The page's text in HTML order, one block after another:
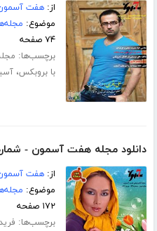
از:هفت
موضوع:
۷۴ صفحه
برچسب‌ها:
با بروبکس،
دانلود مجله هفت آسمون - شماره
از:هفت
موضوع:
۱۷۲ صفحه
برچسب‌ها: